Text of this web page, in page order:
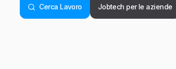
Cerca Lavoro Jobtech per le aziende